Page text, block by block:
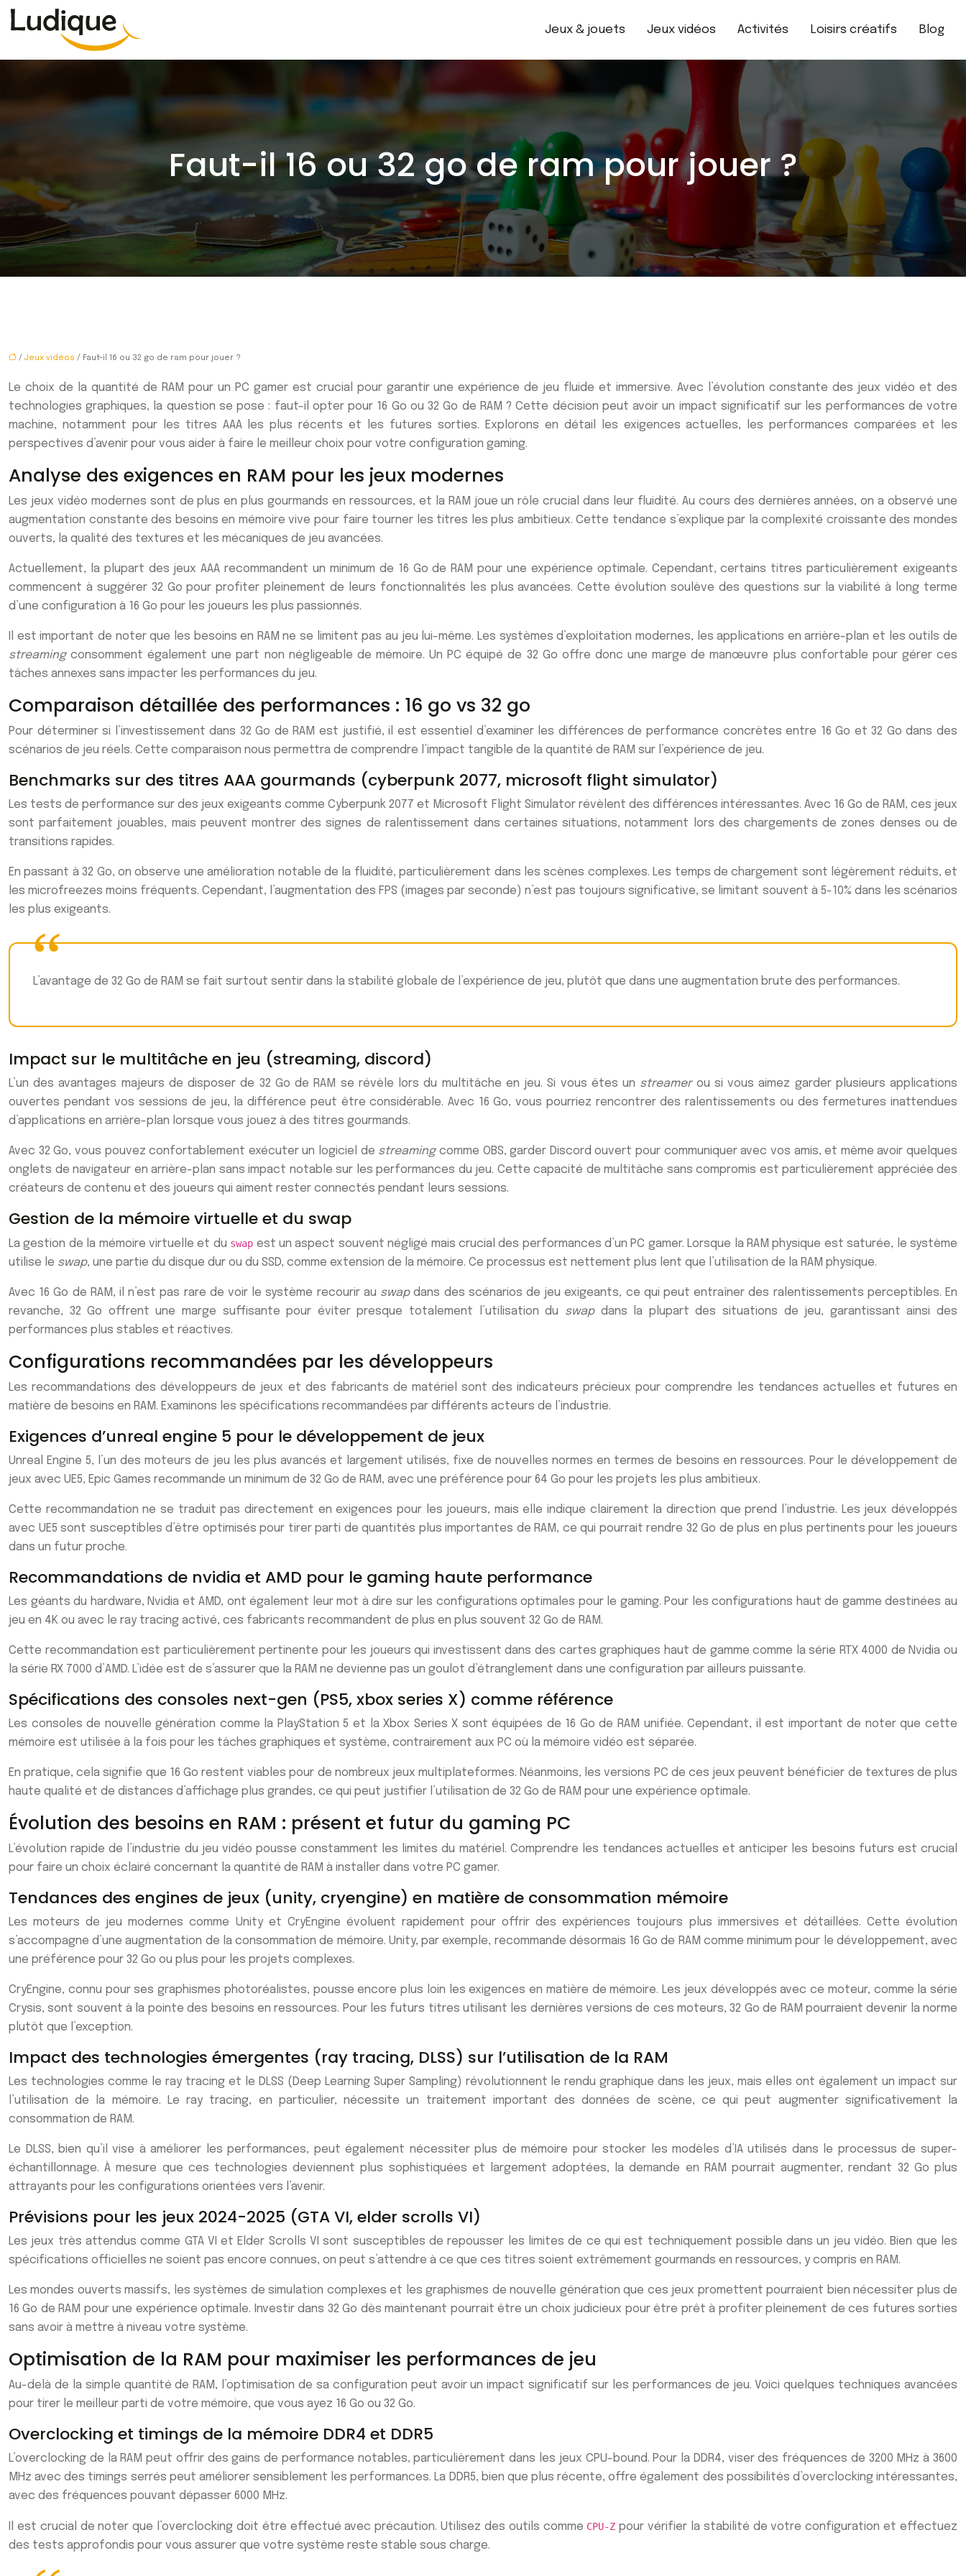
Jeux & jouets Jeux vidéos Activités Loisirs créatifs Blog
Faut-il 16 ou 32 go de ram pour jouer ?
/ Jeux vidéos / Faut-il 16 ou 32 go de ram pour jouer ?
Le choix de la quantité de RAM pour un PC gamer est crucial pour garantir une expérience de jeu fluide et immersive. Avec l’évolution constante des jeux vidéo et des
technologies graphiques, la question se pose : faut-il opter pour 16 Go ou 32 Go de RAM ? Cette décision peut avoir un impact significatif sur les performances de votre
machine, notamment pour les titres AAA les plus récents et les futures sorties. Explorons en détail les exigences actuelles, les performances comparées et les
perspectives d’avenir pour vous aider à faire le meilleur choix pour votre configuration gaming.
Analyse des exigences en RAM pour les jeux modernes
Les jeux vidéo modernes sont de plus en plus gourmands en ressources, et la RAM joue un rôle crucial dans leur fluidité. Au cours des dernières années, on a observé une
augmentation constante des besoins en mémoire vive pour faire tourner les titres les plus ambitieux. Cette tendance s’explique par la complexité croissante des mondes
ouverts, la qualité des textures et les mécaniques de jeu avancées.
Actuellement, la plupart des jeux AAA recommandent un minimum de 16 Go de RAM pour une expérience optimale. Cependant, certains titres particulièrement exigeants
commencent à suggérer 32 Go pour profiter pleinement de leurs fonctionnalités les plus avancées. Cette évolution soulève des questions sur la viabilité à long terme
d’une configuration à 16 Go pour les joueurs les plus passionnés.
Il est important de noter que les besoins en RAM ne se limitent pas au jeu lui-même. Les systèmes d’exploitation modernes, les applications en arrière-plan et les outils de
streamingconsomment également une part non négligeable de mémoire. Un PC équipé de 32 Go offre donc une marge de manœuvre plus confortable pour gérer ces
tâches annexes sans impacter les performances du jeu.
Comparaison détaillée des performances : 16 go vs 32 go
Pour déterminer si l’investissement dans 32 Go de RAM est justifié, il est essentiel d’examiner les différences de performance concrètes entre 16 Go et 32 Go dans des
scénarios de jeu réels. Cette comparaison nous permettra de comprendre l’impact tangible de la quantité de RAM sur l’expérience de jeu.
Benchmarks sur des titres AAA gourmands (cyberpunk 2077, microsoft flight simulator)
Les tests de performance sur des jeux exigeants comme Cyberpunk 2077 et Microsoft Flight Simulator révèlent des différences intéressantes. Avec 16 Go de RAM, ces jeux
sont parfaitement jouables, mais peuvent montrer des signes de ralentissement dans certaines situations, notamment lors des chargements de zones denses ou de
transitions rapides.
En passant à 32 Go, on observe une amélioration notable de la fluidité, particulièrement dans les scènes complexes. Les temps de chargement sont légèrement réduits, et
les microfreezes moins fréquents. Cependant, l’augmentation des FPS (images par seconde) n’est pas toujours significative, se limitant souvent à 5-10% dans les scénarios
les plus exigeants.
L’avantage de 32 Go de RAM se fait surtout sentir dans la stabilité globale de l’expérience de jeu, plutôt que dans une augmentation brute des performances.
Impact sur le multitâche en jeu (streaming, discord)
L’un des avantages majeurs de disposer de 32 Go de RAM se révèle lors du multitâche en jeu. Si vous êtes un streamerou si vous aimez garder plusieurs applications
ouvertes pendant vos sessions de jeu, la différence peut être considérable. Avec 16 Go, vous pourriez rencontrer des ralentissements ou des fermetures inattendues
d’applications en arrière-plan lorsque vous jouez à des titres gourmands.
Avec 32 Go, vous pouvez confortablement exécuter un logiciel de streamingcomme OBS, garder Discord ouvert pour communiquer avec vos amis, et même avoir quelques
onglets de navigateur en arrière-plan sans impact notable sur les performances du jeu. Cette capacité de multitâche sans compromis est particulièrement appréciée des
créateurs de contenu et des joueurs qui aiment rester connectés pendant leurs sessions.
Gestion de la mémoire virtuelle et du swap
La gestion de la mémoire virtuelle et du swap est un aspect souvent négligé mais crucial des performances d’un PC gamer. Lorsque la RAM physique est saturée, le système
utilise le swap, une partie du disque dur ou du SSD, comme extension de la mémoire. Ce processus est nettement plus lent que l’utilisation de la RAM physique.
Avec 16 Go de RAM, il n’est pas rare de voir le système recourir au swapdans des scénarios de jeu exigeants, ce qui peut entraîner des ralentissements perceptibles. En
revanche, 32 Go offrent une marge suffisante pour éviter presque totalement l’utilisation du swapdans la plupart des situations de jeu, garantissant ainsi des
performances plus stables et réactives.
Configurations recommandées par les développeurs
Les recommandations des développeurs de jeux et des fabricants de matériel sont des indicateurs précieux pour comprendre les tendances actuelles et futures en
matière de besoins en RAM. Examinons les spécifications recommandées par différents acteurs de l’industrie.
Exigences d’unreal engine 5 pour le développement de jeux
Unreal Engine 5, l’un des moteurs de jeu les plus avancés et largement utilisés, fixe de nouvelles normes en termes de besoins en ressources. Pour le développement de
jeux avec UE5, Epic Games recommande un minimum de 32 Go de RAM, avec une préférence pour 64 Go pour les projets les plus ambitieux.
Cette recommandation ne se traduit pas directement en exigences pour les joueurs, mais elle indique clairement la direction que prend l’industrie. Les jeux développés
avec UE5 sont susceptibles d’être optimisés pour tirer parti de quantités plus importantes de RAM, ce qui pourrait rendre 32 Go de plus en plus pertinents pour les joueurs
dans un futur proche.
Recommandations de nvidia et AMD pour le gaming haute performance
Les géants du hardware, Nvidia et AMD, ont également leur mot à dire sur les configurations optimales pour le gaming. Pour les configurations haut de gamme destinées au
jeu en 4K ou avec le ray tracing activé, ces fabricants recommandent de plus en plus souvent 32 Go de RAM.
Cette recommandation est particulièrement pertinente pour les joueurs qui investissent dans des cartes graphiques haut de gamme comme la série RTX 4000 de Nvidia ou
la série RX 7000 d’AMD. L’idée est de s’assurer que la RAM ne devienne pas un goulot d’étranglement dans une configuration par ailleurs puissante.
Spécifications des consoles next-gen (PS5, xbox series X) comme référence
Les consoles de nouvelle génération comme la PlayStation 5 et la Xbox Series X sont équipées de 16 Go de RAM unifiée. Cependant, il est important de noter que cette
mémoire est utilisée à la fois pour les tâches graphiques et système, contrairement aux PC où la mémoire vidéo est séparée.
En pratique, cela signifie que 16 Go restent viables pour de nombreux jeux multiplateformes. Néanmoins, les versions PC de ces jeux peuvent bénéficier de textures de plus
haute qualité et de distances d’affichage plus grandes, ce qui peut justifier l’utilisation de 32 Go de RAM pour une expérience optimale.
Évolution des besoins en RAM : présent et futur du gaming PC
L’évolution rapide de l’industrie du jeu vidéo pousse constamment les limites du matériel. Comprendre les tendances actuelles et anticiper les besoins futurs est crucial
pour faire un choix éclairé concernant la quantité de RAM à installer dans votre PC gamer.
Tendances des engines de jeux (unity, cryengine) en matière de consommation mémoire
Les moteurs de jeu modernes comme Unity et CryEngine évoluent rapidement pour offrir des expériences toujours plus immersives et détaillées. Cette évolution
s’accompagne d’une augmentation de la consommation de mémoire. Unity, par exemple, recommande désormais 16 Go de RAM comme minimum pour le développement, avec
une préférence pour 32 Go ou plus pour les projets complexes.
CryEngine, connu pour ses graphismes photoréalistes, pousse encore plus loin les exigences en matière de mémoire. Les jeux développés avec ce moteur, comme la série
Crysis, sont souvent à la pointe des besoins en ressources. Pour les futurs titres utilisant les dernières versions de ces moteurs, 32 Go de RAM pourraient devenir la norme
plutôt que l’exception.
Impact des technologies émergentes (ray tracing, DLSS) sur l’utilisation de la RAM
Les technologies comme le ray tracing et le DLSS (Deep Learning Super Sampling) révolutionnent le rendu graphique dans les jeux, mais elles ont également un impact sur
l’utilisation de la mémoire. Le ray tracing, en particulier, nécessite un traitement important des données de scène, ce qui peut augmenter significativement la
consommation de RAM.
Le DLSS, bien qu’il vise à améliorer les performances, peut également nécessiter plus de mémoire pour stocker les modèles d’IA utilisés dans le processus de super-
échantillonnage. À mesure que ces technologies deviennent plus sophistiquées et largement adoptées, la demande en RAM pourrait augmenter, rendant 32 Go plus
attrayants pour les configurations orientées vers l’avenir.
Prévisions pour les jeux 2024-2025 (GTA VI, elder scrolls VI)
Les jeux très attendus comme GTA VI et Elder Scrolls VI sont susceptibles de repousser les limites de ce qui est techniquement possible dans un jeu vidéo. Bien que les
spécifications officielles ne soient pas encore connues, on peut s’attendre à ce que ces titres soient extrêmement gourmands en ressources, y compris en RAM.
Les mondes ouverts massifs, les systèmes de simulation complexes et les graphismes de nouvelle génération que ces jeux promettent pourraient bien nécessiter plus de
16 Go de RAM pour une expérience optimale. Investir dans 32 Go dès maintenant pourrait être un choix judicieux pour être prêt à profiter pleinement de ces futures sorties
sans avoir à mettre à niveau votre système.
Optimisation de la RAM pour maximiser les performances de jeu
Au-delà de la simple quantité de RAM, l’optimisation de sa configuration peut avoir un impact significatif sur les performances de jeu. Voici quelques techniques avancées
pour tirer le meilleur parti de votre mémoire, que vous ayez 16 Go ou 32 Go.
Overclocking et timings de la mémoire DDR4 et DDR5
L’overclocking de la RAM peut offrir des gains de performance notables, particulièrement dans les jeux CPU-bound. Pour la DDR4, viser des fréquences de 3200 MHz à 3600
MHz avec des timings serrés peut améliorer sensiblement les performances. La DDR5, bien que plus récente, offre également des possibilités d’overclocking intéressantes,
avec des fréquences pouvant dépasser 6000 MHz.
Il est crucial de noter que l’overclocking doit être effectué avec précaution. Utilisez des outils comme CPU-Z pour vérifier la stabilité de votre configuration et effectuez
des tests approfondis pour vous assurer que votre système reste stable sous charge.